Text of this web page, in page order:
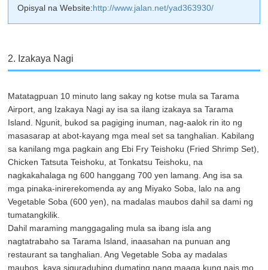
Opisyal na Website:http://www.jalan.net/yad363930/
2. Izakaya Nagi
Matatagpuan 10 minuto lang sakay ng kotse mula sa Tarama
Airport, ang Izakaya Nagi ay isa sa ilang izakaya sa Tarama
Island. Ngunit, bukod sa pagiging inuman, nag-aalok rin ito ng
masasarap at abot-kayang mga meal set sa tanghalian. Kabilang
sa kanilang mga pagkain ang Ebi Fry Teishoku (Fried Shrimp Set),
Chicken Tatsuta Teishoku, at Tonkatsu Teishoku, na
nagkakahalaga ng 600 hanggang 700 yen lamang. Ang isa sa
mga pinaka-inirerekomenda ay ang Miyako Soba, lalo na ang
Vegetable Soba (600 yen), na madalas maubos dahil sa dami ng
tumatangkilik.
Dahil maraming manggagaling mula sa ibang isla ang
nagtatrabaho sa Tarama Island, inaasahan na punuan ang
restaurant sa tanghalian. Ang Vegetable Soba ay madalas
maubos, kaya siguraduhing dumating nang maaga kung nais mo